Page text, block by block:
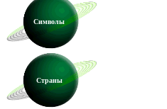
Символы
Страны